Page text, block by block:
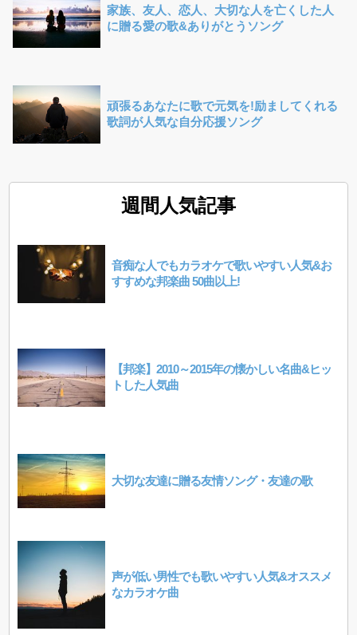
家族、友人、恋人、大切な人を亡くした人
に贈る愛の歌&ありがとうソング
頑張るあなたに歌で元気を!励ましてくれる
歌詞が人気な自分応援ソング
週間人気記事
音痴な人でもカラオケで歌いやすい人気&お
すすめな邦楽曲 50曲以上!
【邦楽】2010～2015年の懐かしい名曲&ヒッ
トした人気曲
大切な友達に贈る友情ソング・友達の歌
声が低い男性でも歌いやすい人気&オススメ
なカラオケ曲